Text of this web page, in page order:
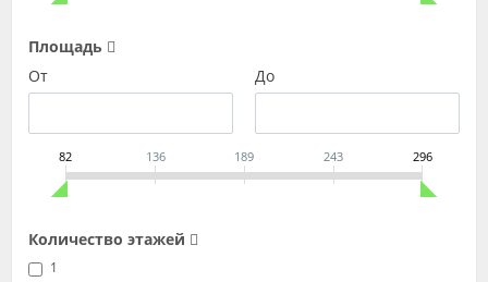
Площадь
От
До
82 136 189 243 296
Количество этажей
1